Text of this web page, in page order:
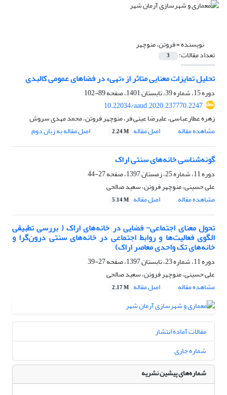
نویسنده =فروتن، منوچهر
تعداد مقالات: 3
تحلیل تمایزات معنایی متاثر از «تهی» در فضاهای عمومی کالبدی
دوره 15، شماره 39، تابستان 1401، صفحه
89-102
10.22034/aaud.2020.237770.2247
زهره عطارعباسی، علیرضا عینی فر، منوچهر فروتن، محمد مهدی سروش
مشاهده مقاله
اصل مقاله 2.24 M اصل مقاله به زبان دوم
گونه‌شناسی خانه‌های سنتی اراک
دوره 11، شماره 25، زمستان 1397، صفحه
27-44
علی حسینی، منوچهر فروتن، سعید صالحی
مشاهده مقاله
اصل مقاله 5.14 M
تحول معنای‌ اجتماعی- فضایی در خانه‌های اراک ( بررسی تطبیقی
الگوی فعالیت‌ها و روابط اجتماعی در خانه‌های سنتی درون‌گرا و
خانه‌های تک واحدی معاصر اراک)
دوره 11، شماره 23، تابستان 1397، صفحه
27-39
علی حسینی، منوچهر فروتن، سعید صالحی
مشاهده مقاله
اصل مقاله 2.17 M
مقالات آماده انتشار
شماره جاری
شماره‌های پیشین نشریه